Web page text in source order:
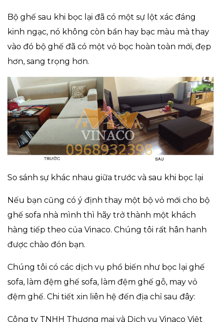
Bộ ghế sau khi bọc lại đã có một sự lột xác đáng
kinh ngạc, nó không còn bẩn hay bạc màu mà thay
vào đó bộ ghế đã có một vỏ bọc hoàn toàn mới, đẹp
hơn, sang trọng hơn.
So sánh sự khác nhau giữa trước và sau khi bọc lại
Nếu bạn cũng có ý định thay một bộ vỏ mới cho bộ
ghế sofa nhà mình thì hãy trở thành một khách
hàng tiếp theo của Vinaco. Chúng tôi rất hân hanh
được chào đón bạn.
Chúng tôi có các dịch vụ phổ biến như bọc lại ghế
sofa, làm đệm ghế sofa, làm đệm ghế gỗ, may vỏ
đệm ghế. Chi tiết xin liên hệ đến địa chỉ sau đây:
Công ty TNHH Thương mại và Dịch vụ Vinaco Việt